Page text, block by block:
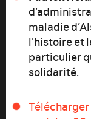
maladie
l'histoire et
particulier
solidarité.
Télécharger